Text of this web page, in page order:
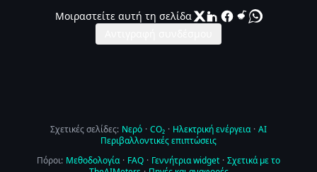
Μοιραστείτε αυτή τη σελίδα
Σχετικές σελίδες: Νερό · CO₂ · Ηλεκτρική ενέργεια · AI
Περιβαλλοντικές επιπτώσεις
Πόροι: Μεθοδολογία · FAQ · Γεννήτρια widget · Σχετικά με το